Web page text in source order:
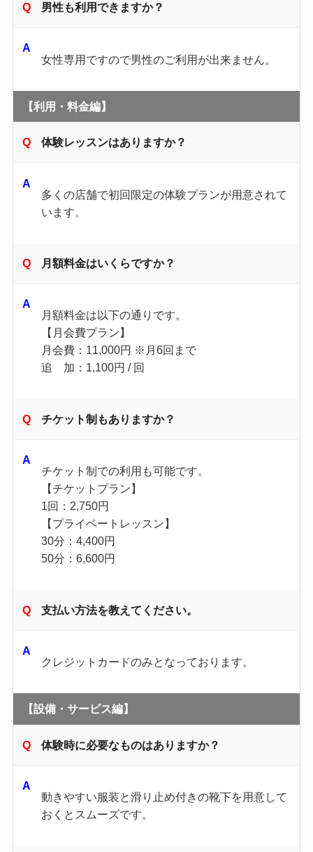
男性も利用できますか？
女性専用ですので男性のご利用が出来ません。
【利用・料金編】
体験レッスンはありますか？
多くの店舗で初回限定の体験プランが用意されて
います。
月額料金はいくらですか？
月額料金は以下の通りです。
【月会費プラン】
月会費：11,000円 ※月6回まで
追 加：1,100円 / 回
チケット制もありますか？
チケット制での利用も可能です。
【チケットプラン】
1回：2,750円
【プライベートレッスン】
30分：4,400円
50分：6,600円
支払い方法を教えてください。
クレジットカードのみとなっております。
【設備・サービス編】
体験時に必要なものはありますか？
動きやすい服装と滑り止め付きの靴下を用意して
おくとスムーズです。